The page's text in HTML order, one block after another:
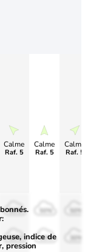
Calme
Raf. 5
Calme
Raf. 5
Calme
Raf. 5
50%
30%
50%
30%
indice de
pression